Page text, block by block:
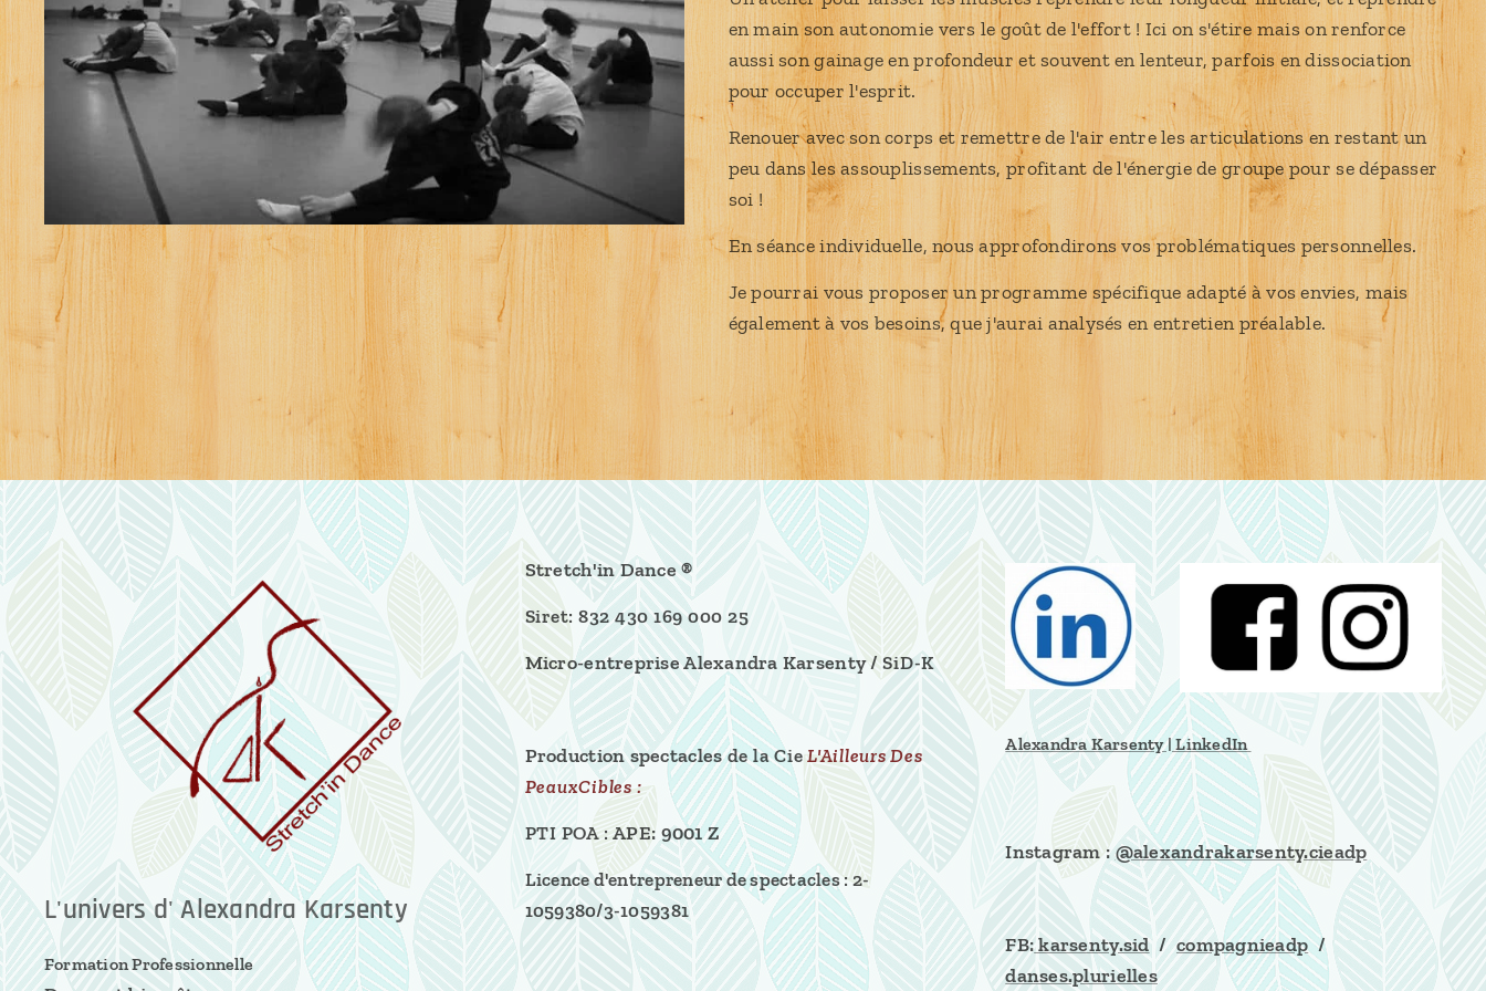
en main son autonomie vers le goût de l'effort ! Ici on s'étire mais on renforce
aussi son gainage en profondeur et souvent en lenteur, parfois en dissociation
pour occuper l'esprit.
Renouer avec son corps et remettre de l'air entre les articulations en restant un
peu dans les assouplissements, profitant de l'énergie de groupe pour se dépasser
soi !
En séance individuelle, nous approfondirons vos problématiques personnelles.
Je pourrai vous proposer un programme spécifique adapté à vos envies, mais
également à vos besoins, que j'aurai analysés en entretien préalable.
L'univers d' Alexandra Karsenty
Formation Professionnelle
Stretch'in Dance ®
Siret: 832 430 169 000 25
Micro-entreprise Alexandra Karsenty /SiD-K
Production spectaclesde laCieL'Ailleurs Des
PeauxCibles :
PTI POA :APE: 9001 Z
Licence d'entrepreneur de spectacles :2-
1059380/3-1059381
Alexandra Karsenty | LinkedIn
Instagram :@alexandrakarsenty.cieadp
FB:karsenty.sid/compagnieadp/
danses.plurielles